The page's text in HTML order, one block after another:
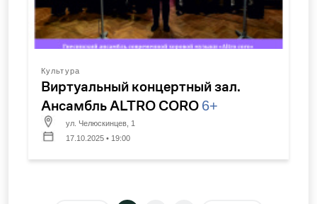
Культура
Виртуальный концертный зал.
Ансамбль ALTRO CORO 6+
ул. Челюскинцев, 1
17.10.2025 • 19:00